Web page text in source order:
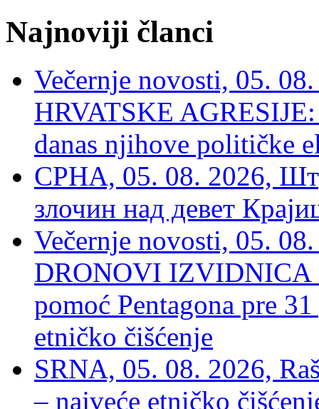
Najnoviji članci
Večernje novosti, 05.
HRVATSKE
danas njihove političke
СРНА, 05. 08. 2026,
злочин над девет
Večernje novosti, 05.
DRONOVI IZVIDNICA
pomoć Pentagona pre
etničko čišćenje
SRNA, 05. 08. 2026,
– najveće etničko